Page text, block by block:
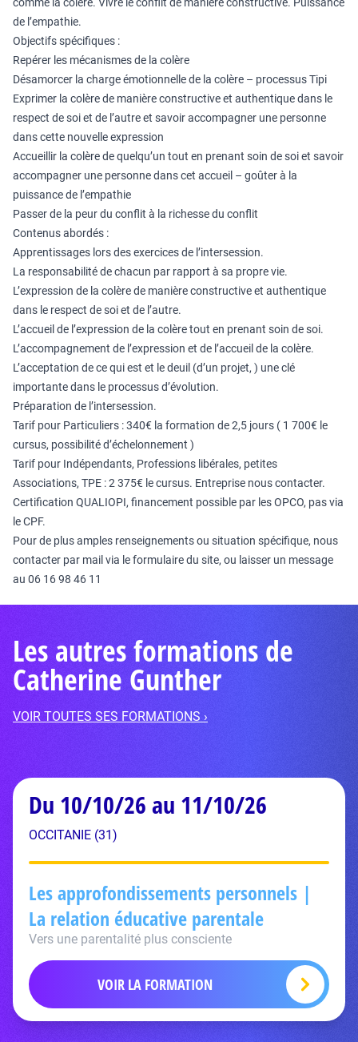
de l’empathie.
Objectifs spécifiques :
Repérer les mécanismes de la colère
Désamorcer la charge émotionnelle de la colère – processus Tipi
Exprimer la colère de manière constructive et authentique dans le
respect de soi et de l’autre et savoir accompagner une personne
dans cette nouvelle expression
Accueillir la colère de quelqu’un tout en prenant soin de soi et savoir
accompagner une personne dans cet accueil – goûter à la
puissance de l’empathie
Passer de la peur du conflit à la richesse du conflit
Contenus abordés :
Apprentissages lors des exercices de l’intersession.
La responsabilité de chacun par rapport à sa propre vie.
L’expression de la colère de manière constructive et authentique
dans le respect de soi et de l’autre.
L’accueil de l’expression de la colère tout en prenant soin de soi.
L’accompagnement de l’expression et de l’accueil de la colère.
L’acceptation de ce qui est et le deuil (d’un projet, ) une clé
importante dans le processus d’évolution.
Préparation de l’intersession.
Tarif pour Particuliers : 340€ la formation de 2,5 jours ( 1 700€ le
cursus, possibilité d’échelonnement )
Tarif pour Indépendants, Professions libérales, petites
Associations, TPE : 2 375€ le cursus. Entreprise nous contacter.
Certification QUALIOPI, financement possible par les OPCO, pas via
le CPF.
Pour de plus amples renseignements ou situation spécifique, nous
contacter par mail via le formulaire du site, ou laisser un message
au 06 16 98 46 11
Les autres formations de
Catherine Gunther
VOIR TOUTES SES FORMATIONS ›
Du 10/10/26 au 11/10/26
OCCITANIE (31)
Les approfondissements personnels |
La relation éducative parentale
Vers une parentalité plus consciente
VOIR LA FORMATION